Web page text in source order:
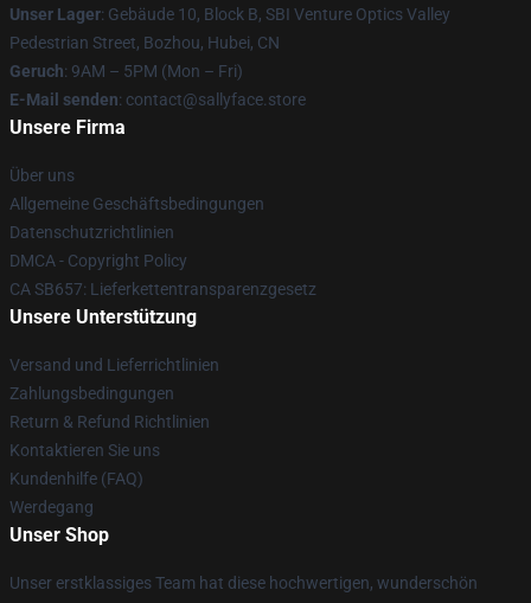
Unser Lager: Gebäude 10, Block B, SBI Venture Optics Valley
Pedestrian Street, Bozhou, Hubei, CN
Geruch: 9AM – 5PM (Mon – Fri)
E-Mail senden: contact@sallyface.store
Unsere Firma
Über uns
Allgemeine Geschäftsbedingungen
Datenschutzrichtlinien
DMCA - Copyright Policy
CA SB657: Lieferkettentransparenzgesetz
Unsere Unterstützung
Versand und Lieferrichtlinien
Zahlungsbedingungen
Return & Refund Richtlinien
Kontaktieren Sie uns
Kundenhilfe (FAQ)
Werdegang
Unser Shop
Unser erstklassiges Team hat diese hochwertigen, wunderschön